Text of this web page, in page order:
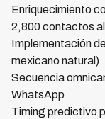
Enriquecimiento
2,800 contactos
Implementación
mexicano natural)
Secuencia
WhatsApp
Timing predictivo